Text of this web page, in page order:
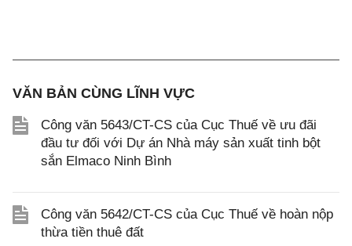
VĂN BẢN CÙNG LĨNH VỰC
Công văn 5643/CT-CS của Cục Thuế về ưu đãi
đầu tư đối với Dự án Nhà máy sản xuất tinh bột
sắn Elmaco Ninh Bình
Công văn 5642/CT-CS của Cục Thuế về hoàn nộp
thừa tiền thuê đất